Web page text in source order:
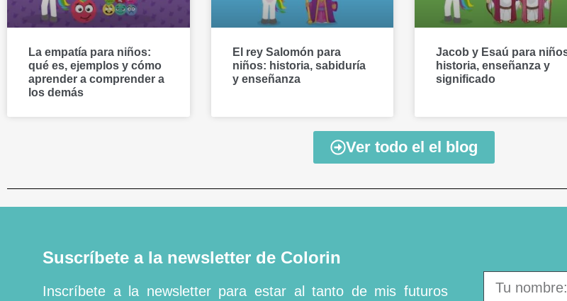
La empatía para niños:
qué es, ejemplos y cómo
aprender a comprender a
los demás
El rey Salomón para
niños: historia, sabiduría
y enseñanza
Jacob y Esaú para
historia, enseñanza y
significado
Ver todo el el blog
Suscríbete a la newsletter de Colorin
Inscríbete a la newsletter para estar al tanto de mis futuros